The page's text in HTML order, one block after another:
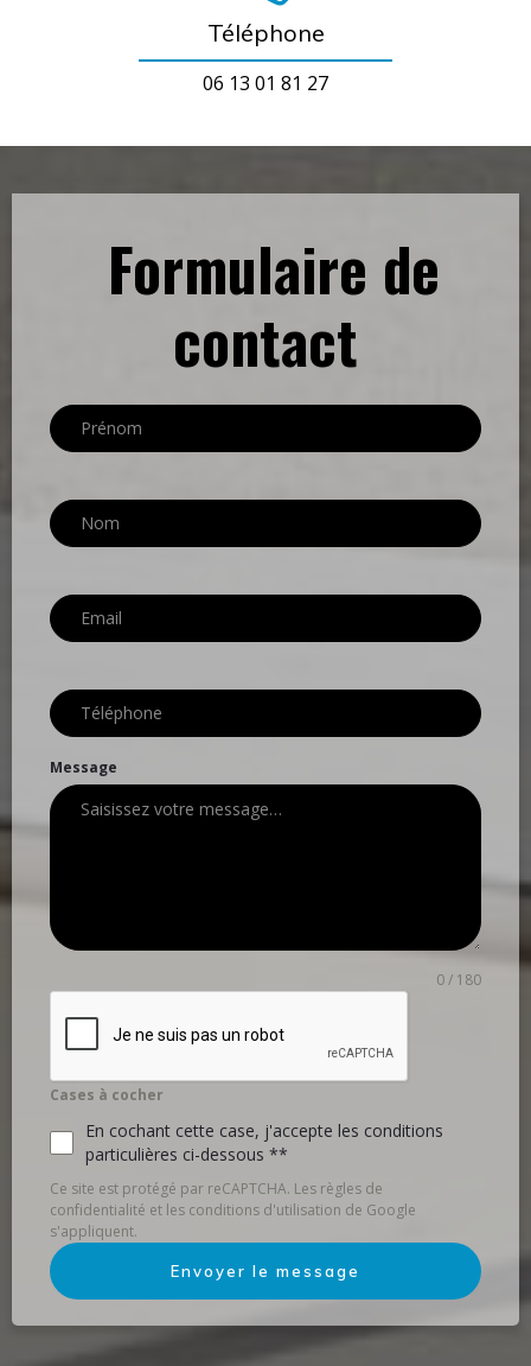
Téléphone
06 13 01 81 27
Formulaire de
contact
Message
0 / 180
Cases à cocher
En cochant cette case, j'accepte les conditions
particulières ci-dessous **
Ce site est protégé par reCAPTCHA. Les règles de
confidentialité et les conditions d'utilisation de Google
s'appliquent.
Envoyer le message